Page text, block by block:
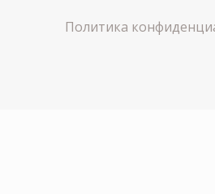
Политика